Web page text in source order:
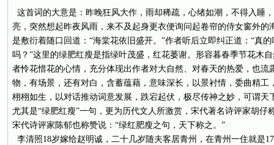
这首词的大意是：昨晚狂风大作，雨却稀疏，心绪如潮，不得入睡
亮，突然想起昨夜风雨，来不及起身更衣便询问起卷帘的侍女窗外的
是敷衍着随口回道：“海棠花依旧盛开。”作者听后立即纠正道：“真
吗？”这里的绿肥红瘦是指绿叶茂盛，红花萎谢。形容暮春季节花木
者怜花惜花的心情，充分体现出作者对大自然、对春天的热爱，也流
物，有场景，还有对白，含蓄蕴藉，意味深长，以景衬情，委曲精工
栩栩如生，以对话推动词意发展，跌宕起伏，极尽传神之妙，可谓天
尤其是“绿肥红瘦”一句，更为历代文人所激赏，宋代著名诗评家胡仔
宋代诗评家陈郁也称赞说：“绿红肥瘦之句，天下称之。”
李清照18岁嫁给赵明诚，二十几岁随夫客居青州，在青州一住就是